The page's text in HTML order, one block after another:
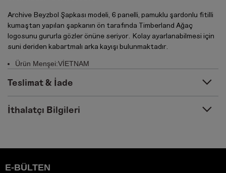
Archive Beyzbol Şapkası modeli, 6 panelli, pamuklu şardonlu fitilli
kumaştan yapılan şapkanın ön tarafında Timberland Ağaç
logosunu gururla gözler önüne seriyor. Kolay ayarlanabilmesi için
suni deriden kabartmalı arka kayışı bulunmaktadır.
Ürün Menşei:VİETNAM
Teslimat & İade
İthalatçı Bilgileri
E-BÜLTEN